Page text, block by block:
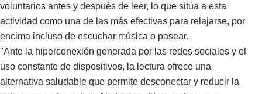
voluntarios antes y después de leer, lo que sitúa a esta
actividad como una de las más efectivas para relajarse, por
encima incluso de escuchar música o pasear.
"Ante la hiperconexión generada por las redes sociales y el
uso constante de dispositivos, la lectura ofrece una
alternativa saludable que permite desconectar y reducir la